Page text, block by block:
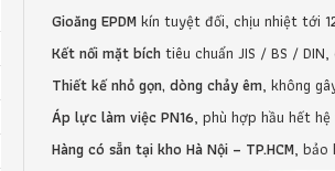
Gioăng EPDMkín tuyệt đối, chịu nhiệt tới
Kết nối mặt bíchtiêu chuẩn JIS / BS /
Thiết kế nhỏ gọn, dòng chảy êm, không
Áp lực làm việc PN16, phù hợp hầu hết
Hàng có sẵn tại kho Hà Nội – TP.HCM, bảo